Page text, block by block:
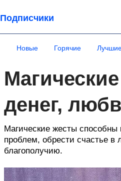
Подписчики
Новые Горячие
денег,
Магические жесты
проблем, обрести счастье
благополучию.